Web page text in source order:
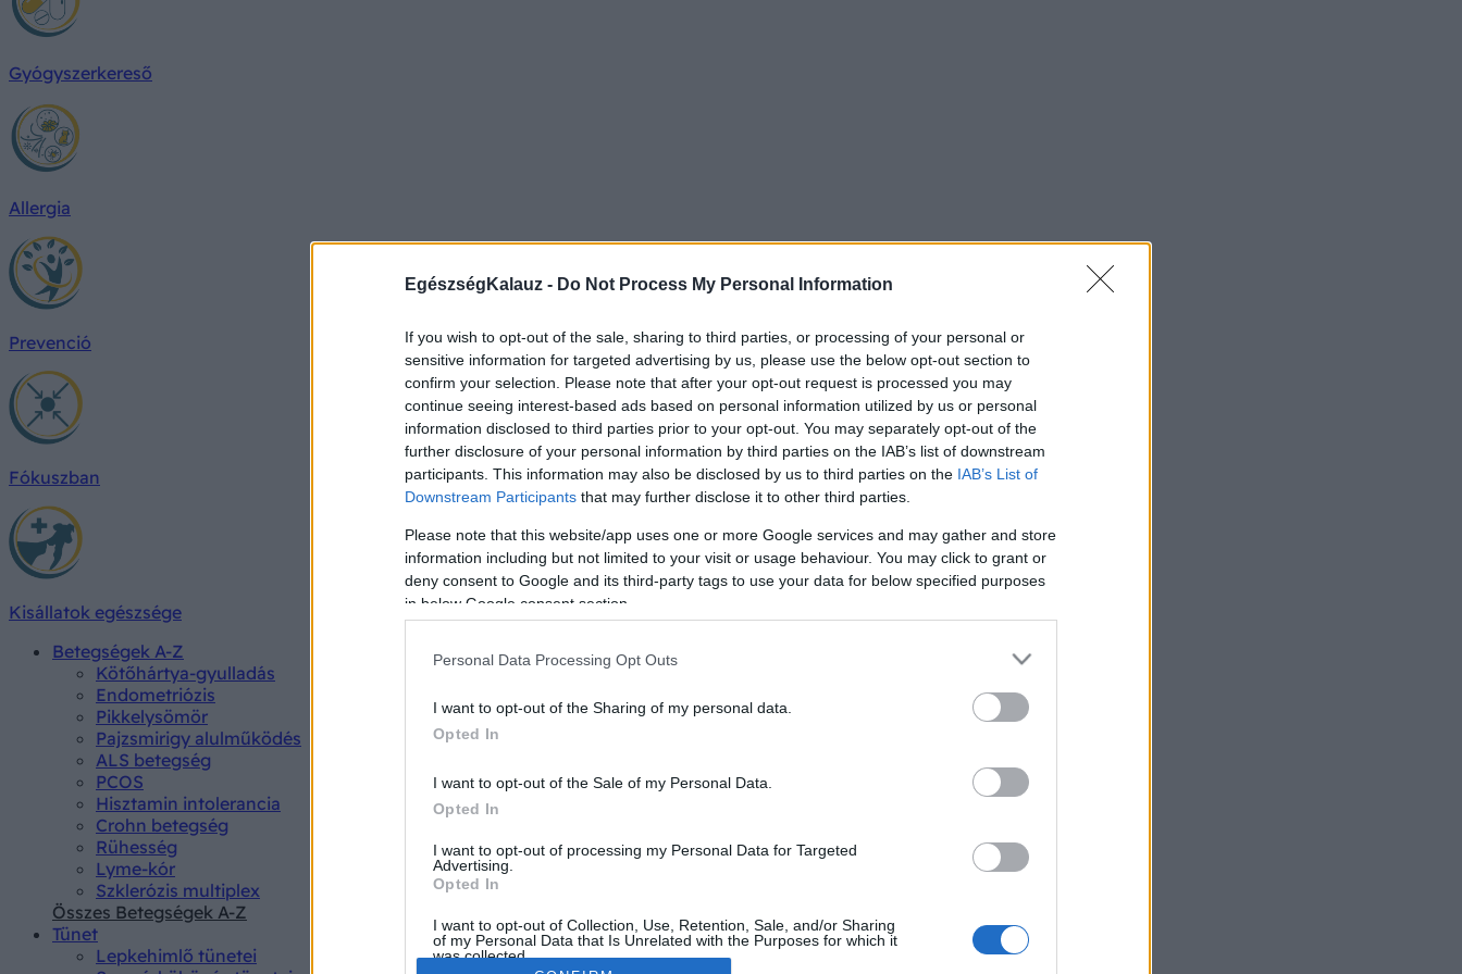
EgészségKalauz - Do Not Process My Personal Information
If you wish to opt-out of the sale, sharing to third parties, or processing of your personal or
sensitive information for targeted advertising by us, please use the below opt-out section to
confirm your selection. Please note that after your opt-out request is processed you may
continue seeing interest-based ads based on personal information utilized by us or personal
information disclosed to third parties prior to your opt-out. You may separately opt-out of the
further disclosure of your personal information by third parties on the IAB’s list of downstream
participants. This information may also be disclosed by us to third parties on the IAB’s List of
Downstream Participants that may further disclose it to other third parties.
Please note that this website/app uses one or more Google services and may gather and store
information including but not limited to your visit or usage behaviour. You may click to grant or
deny consent to Google and its third-party tags to use your data for below specified purposes
in below Google consent section.
Personal Data Processing Opt Outs
I want to opt-out of the Sharing of my personal data.
Opted In
I want to opt-out of the Sale of my Personal Data.
Opted In
I want to opt-out of processing my Personal Data for Targeted
Advertising.
Opted In
I want to opt-out of Collection, Use, Retention, Sale, and/or Sharing
of my Personal Data that Is Unrelated with the Purposes for which it
was collected.
Gyógyszerkereső
Allergia
Prevenció
Fókuszban
Kisállatok egészsége
Betegségek A-Z
Kötőhártya-gyulladás
Endometriózis
Pikkelysömör
Pajzsmirigy alulműködés
ALS betegség
PCOS
Hisztamin intolerancia
Crohn betegség
Rühesség
Lyme-kór
Szklerózis multiplex
Összes Betegségek A-Z
Tünet
Lepkehimlő tünetei